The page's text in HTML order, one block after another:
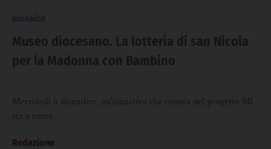
Museo diocesano. La lotteria di san Nicola
per la Madonna con Bambino
Mercoledì 5 dicembre, un'iniziativa che rientra nel progetto Mi
sta a cuore.
Redazione